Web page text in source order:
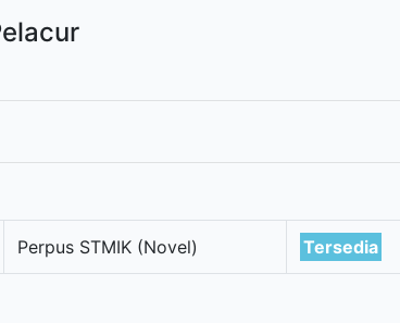
Perpus STMIK (Novel) Tersedia